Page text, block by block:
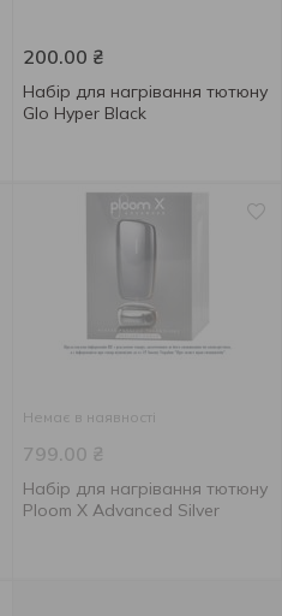
200.00 ₴
Набір для нагрівання тютюну
Glo Hyper Black
Немає в наявності
799.00 ₴
Набір для нагрівання тютюну
Ploom X Advanced Silver